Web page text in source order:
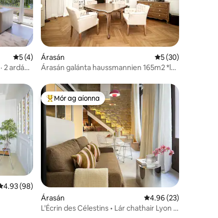
Meánrátáil 5 as 5, 4 léirmheas
5 (4)
ardán ·
Árasán Meánrátáil 5 as 5,
5 (30)
Árasán galánta haussmannien 165m2 *lár
4.93 as 5, 98 léirmheas
4.93 (98)
An-mhór ag aíonna
Mór ag aíonna
Árasán Meánrátáil 4.96 as 5,
4.96 (23)
L'Écrin des Célestins • Lár chathair Lyon •